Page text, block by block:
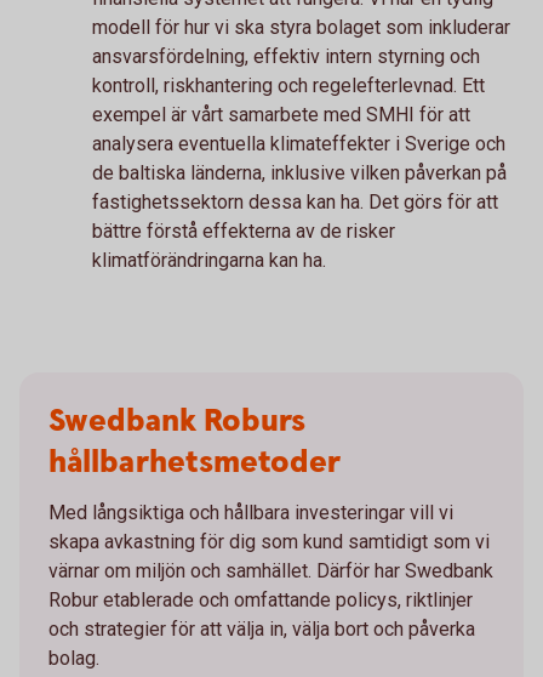
modell för hur vi ska styra bolaget som inkluderar
ansvarsfördelning, effektiv intern styrning och
kontroll, riskhantering och regelefterlevnad. Ett
exempel är vårt samarbete med SMHI för att
analysera eventuella klimateffekter i Sverige och
de baltiska länderna, inklusive vilken påverkan på
fastighetssektorn dessa kan ha. Det görs för att
bättre förstå effekterna av de risker
klimatförändringarna kan ha.
Swedbank Roburs
hållbarhetsmetoder
Med långsiktiga och hållbara investeringar vill vi
skapa avkastning för dig som kund samtidigt som vi
värnar om miljön och samhället. Därför har Swedbank
Robur etablerade och omfattande policys, riktlinjer
och strategier för att välja in, välja bort och påverka
bolag.